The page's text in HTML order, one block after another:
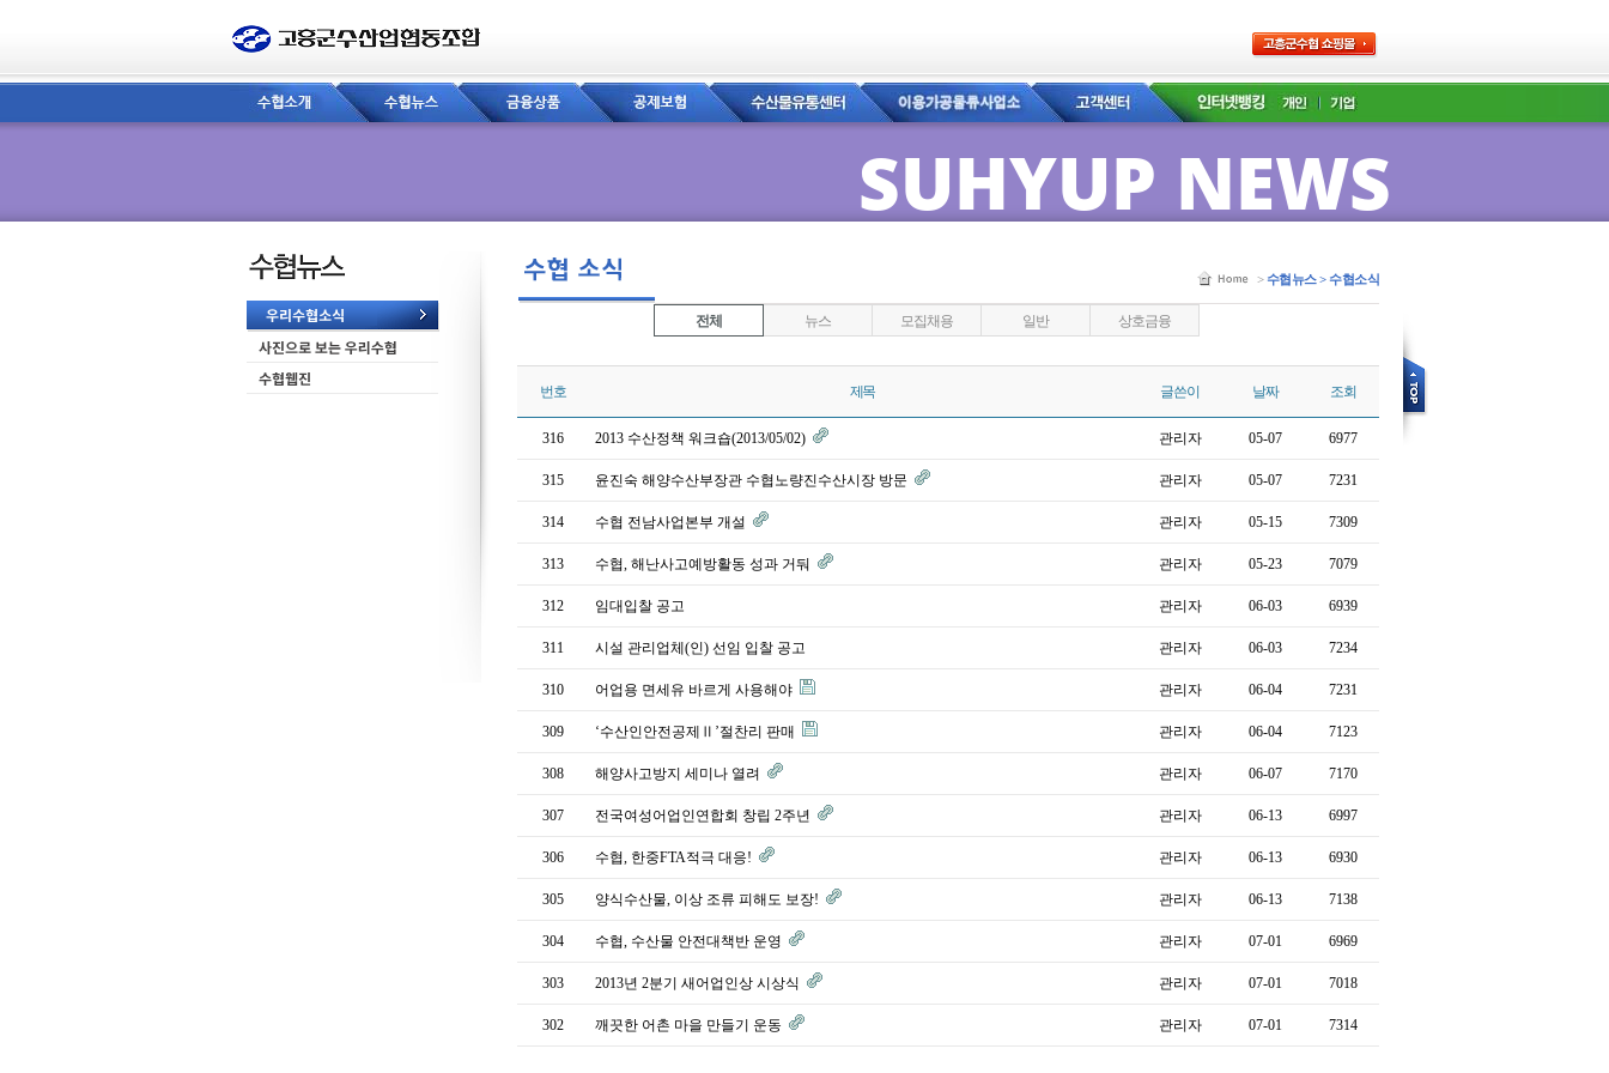
SUHYUP NEWS
>수협뉴스 > 수협소식
전체 뉴스 모집채용 일반 상호금융
번호 제목 글쓴이 날짜 조회
316 2013 수산정책 워크숍(2013/05/02) 관리자 05-07 6977
315 윤진숙 해양수산부장관 수협노량진수산시장 방문 관리자 05-07 7231
314 수협 전남사업본부 개설 관리자 05-15 7309
313 수협, 해난사고예방활동 성과 거둬 관리자 05-23 7079
312 임대입찰 공고 관리자 06-03 6939
311 시설 관리업체(인) 선임 입찰 공고 관리자 06-03 7234
310 어업용 면세유 바르게 사용해야 관리자 06-04 7231
309 ‘수산인안전공제Ⅱ’절찬리 판매 관리자 06-04 7123
308 해양사고방지 세미나 열려 관리자 06-07 7170
307 전국여성어업인연합회 창립 2주년 관리자 06-13 6997
306 수협, 한중FTA적극 대응! 관리자 06-13 6930
305 양식수산물, 이상 조류 피해도 보장! 관리자 06-13 7138
304 수협, 수산물 안전대책반 운영 관리자 07-01 6969
303 2013년 2분기 새어업인상 시상식 관리자 07-01 7018
302 깨끗한 어촌 마을 만들기 운동 관리자 07-01 7314